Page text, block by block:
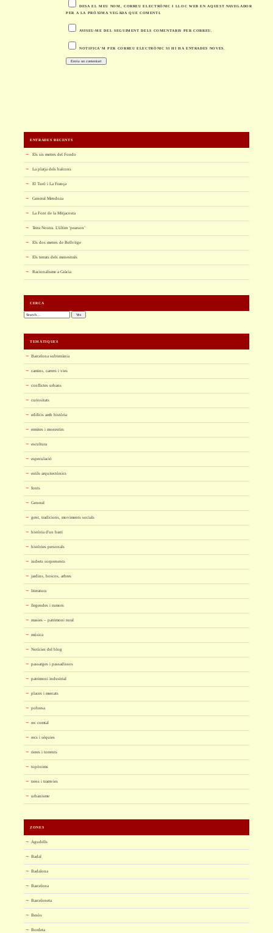
DESA EL MEU NOM, CORREU ELECTRÒNIC I LLOC WEB EN AQUEST NAVEGADOR
PER A LA PRÒXIMA VEGADA QUE COMENTI.
AVISEU-ME DEL SEGUIMENT DELS COMENTARIS PER CORREU.
NOTIFICA'M PER CORREU ELECTRÒNIC SI HI HA ENTRADES NOVES.
ENTRADES RECENTS
Els sis metres del Fondo
La platja dels balcons
El Turó i La França
General Mendoza
La Font de la Mitjacosta
Terra Nostra. L’últim ‘pearson’
Els dos metres de Bellvitge
Els terrats dels menestrals
Racionalisme a Gràcia
CERCA
Cerca:
TEMÀTIQUES
Barcelona subterrània
camins, carrers i vies
conflictes urbans
curiositats
edificis amb història
ermites i monestirs
escultura
especulació
estils arquitectònics
fonts
General
gent, tradicions, moviments socials
història d'un barri
històries personals
indrets sorprenents
jardins, boscos, arbres
literatura
llegendes i rumors
masies – patrimoni rural
música
Notícies del blog
passatges i passadissos
patrimoni industrial
places i mercats
pobresa
rec comtal
recs i sèquies
rieres i torrents
topònims
trens i tramvies
urbanisme
ZONES
Agudells
Badal
Badalona
Barcelona
Barceloneta
Besòs
Bordeta